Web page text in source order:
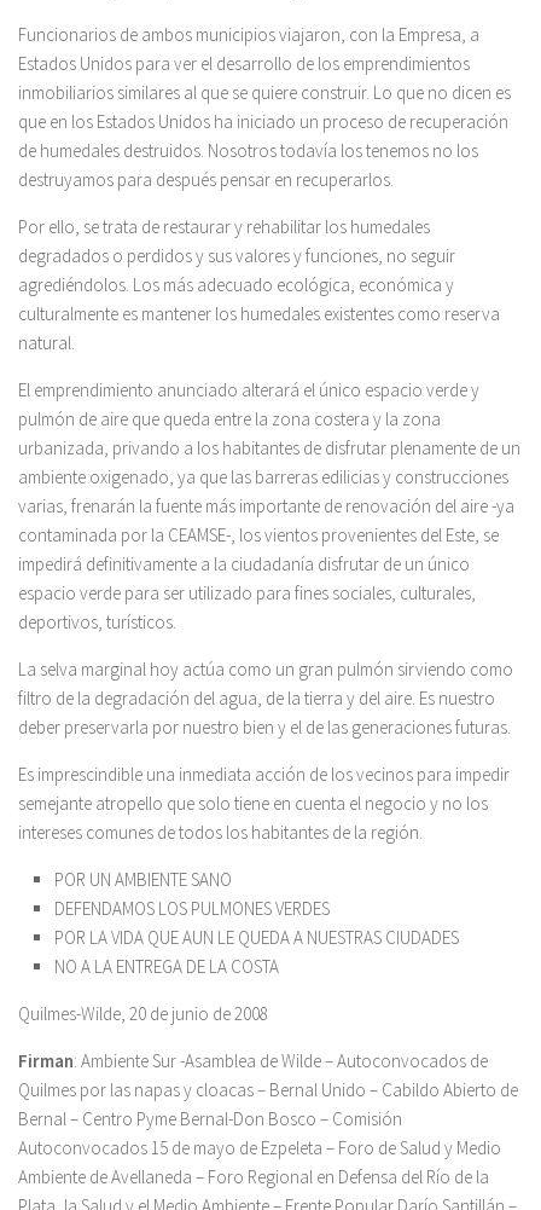
Funcionarios de ambos municipios viajaron, con la Empresa, a
Estados Unidos para ver el desarrollo de los emprendimientos
inmobiliarios similares al que se quiere construir. Lo que no dicen es
que en los Estados Unidos ha iniciado un proceso de recuperación
de humedales destruidos. Nosotros todavía los tenemos no los
destruyamos para después pensar en recuperarlos.
Por ello, se trata de restaurar y rehabilitar los humedales
degradados o perdidos y sus valores y funciones, no seguir
agrediéndolos. Los más adecuado ecológica, económica y
culturalmente es mantener los humedales existentes como reserva
natural.
El emprendimiento anunciado alterará el único espacio verde y
pulmón de aire que queda entre la zona costera y la zona
urbanizada, privando a los habitantes de disfrutar plenamente de un
ambiente oxigenado, ya que las barreras edilicias y construcciones
varias, frenarán la fuente más importante de renovación del aire -ya
contaminada por la CEAMSE-, los vientos provenientes del Este, se
impedirá definitivamente a la ciudadanía disfrutar de un único
espacio verde para ser utilizado para fines sociales, culturales,
deportivos, turísticos.
La selva marginal hoy actúa como un gran pulmón sirviendo como
filtro de la degradación del agua, de la tierra y del aire. Es nuestro
deber preservarla por nuestro bien y el de las generaciones futuras.
Es imprescindible una inmediata acción de los vecinos para impedir
semejante atropello que solo tiene en cuenta el negocio y no los
intereses comunes de todos los habitantes de la región.
POR UN AMBIENTE SANO
DEFENDAMOS LOS PULMONES VERDES
POR LA VIDA QUE AUN LE QUEDA A NUESTRAS CIUDADES
NO A LA ENTREGA DE LA COSTA
Quilmes-Wilde, 20 de junio de 2008
Firman: Ambiente Sur -Asamblea de Wilde – Autoconvocados de
Quilmes por las napas y cloacas – Bernal Unido – Cabildo Abierto de
Bernal – Centro Pyme Bernal-Don Bosco – Comisión
Autoconvocados 15 de mayo de Ezpeleta – Foro de Salud y Medio
Ambiente de Avellaneda – Foro Regional en Defensa del Río de la